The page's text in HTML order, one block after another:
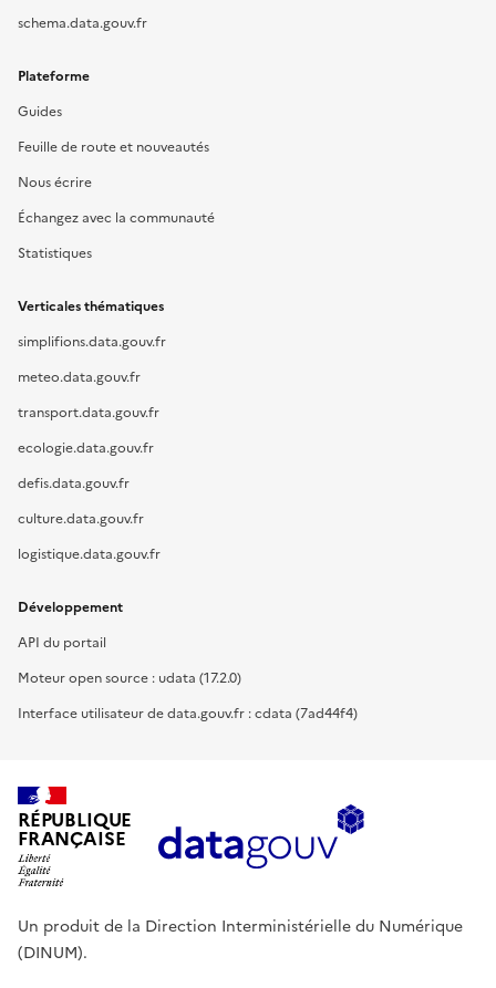
schema.data.gouv.fr
Plateforme
Guides
Feuille de route et nouveautés
Nous écrire
Échangez avec la communauté
Statistiques
Verticales thématiques
simplifions.data.gouv.fr
meteo.data.gouv.fr
transport.data.gouv.fr
ecologie.data.gouv.fr
defis.data.gouv.fr
culture.data.gouv.fr
logistique.data.gouv.fr
Développement
API du portail
Moteur open source : udata (17.2.0)
Interface utilisateur de data.gouv.fr : cdata (7ad44f4)
RÉPUBLIQUE
FRANÇAISE
Un produit de la Direction Interministérielle du Numérique
(DINUM).